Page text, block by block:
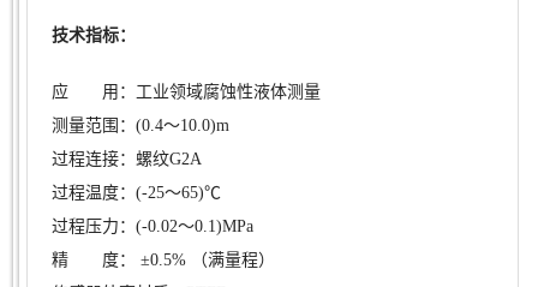
技术指标：
应 用：工业领域腐蚀性液体测量
测量范围：(0.4～10.0)m
过程连接：螺纹G2A
过程温度：(-25～65)℃
过程压力：(-0.02～0.1)MPa
精 度： ±0.5% （满量程）